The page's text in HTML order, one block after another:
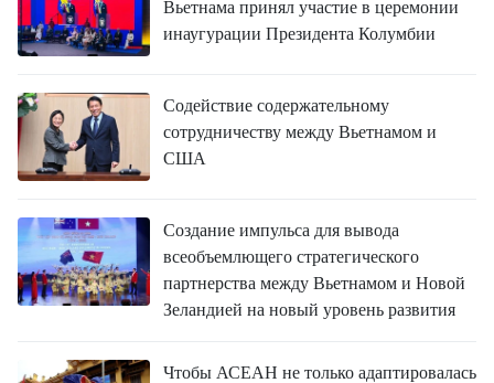
Вьетнама принял участие в церемонии
инаугурации Президента Колумбии
Содействие содержательному
сотрудничеству между Вьетнамом и
США
Создание импульса для вывода
всеобъемлющего стратегического
партнерства между Вьетнамом и Новой
Зеландией на новый уровень развития
Чтобы АСЕАН не только адаптировалась